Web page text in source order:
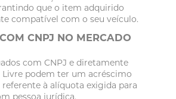
que o item adquirido
compatível com o seu veículo.
CNPJ NO MERCADO
com CNPJ e diretamente
Livre podem ter um acréscimo
à alíquota exigida para
pessoa jurídica.